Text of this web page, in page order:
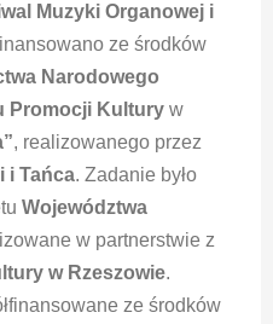
Muzyki Organowej i
ze środków
Narodowego
Promocji Kultury w
, realizowanego przez
i Tańca. Zadanie było
Województwa
w partnerstwie z
w Rzeszowie.
ze środków